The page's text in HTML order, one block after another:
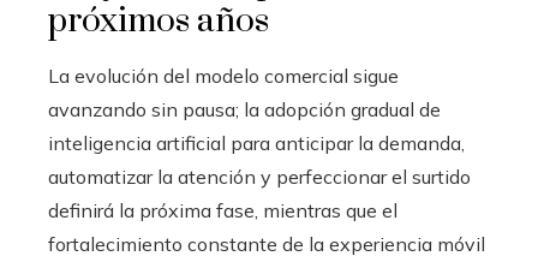
próximos años
La evolución del modelo comercial sigue
avanzando sin pausa; la adopción gradual de
inteligencia artificial para anticipar la demanda,
automatizar la atención y perfeccionar el surtido
definirá la próxima fase, mientras que el
fortalecimiento constante de la experiencia móvil